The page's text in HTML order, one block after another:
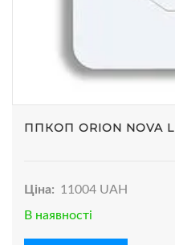
ППКОП ORION NOVA L
Ціна: 11004 UAH
В наявності